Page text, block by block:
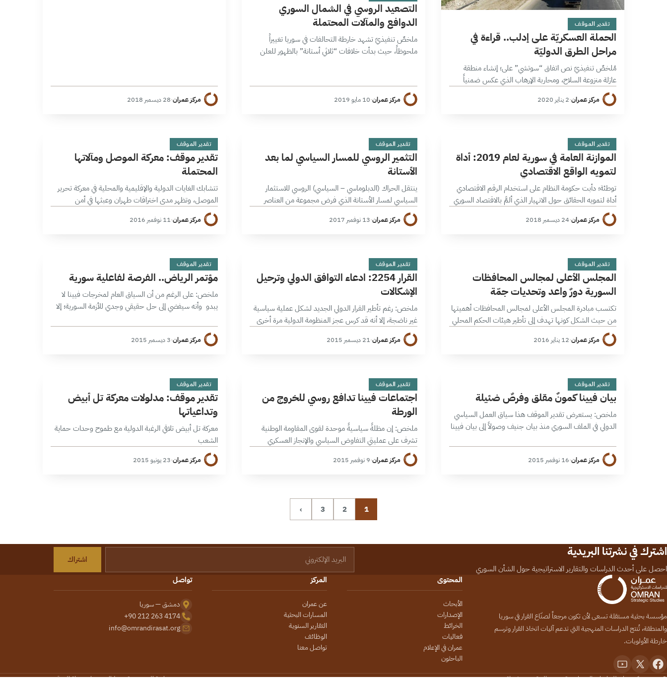
14 دقائق
تقدير الموقف
الحملة العسكريّة على إدلب.. قراءة في
مراحل الطرق الدوليّة
مُلخصٌ تنفيذيّ نص اتفاق “سوتشي” على؛ إنشاء منطقة
عازلة منزوعة السلاح، ومحاربة الإرهاب الذي عكس ضمنياً
“تفكيك هيئة تحرير الشام”، إضافة إلى فتح الطرق الدولية.
وأما المنطقة العازلة فقد تم…
مركز عمران·2 يناير 2020
التصعيد الروسي في الشمال السوري
الدوافع والمآلات المحتملة
ملخصٌ تنفيذيّ تشهد خارطة التحالفات في سوريا تغييراً
ملحوظاً، حيث بدأت خلافات “ثلاثي أستانة” بالظهور للعلن
مركز عمران·10 مايو 2019 مركز عمران·28 ديسمبر 2018
ا7 دقائق
تقدير الموقف
الموازنة العامة في سورية لعام 2019: أداة
لتمويه الواقع الاقتصادي
توطئة؛ دأبت حكومة النظام على استخدام الرقم الاقتصادي
أداة لتمويه الحقائق حول الانهيار الذي ألمَّ بالاقتصاد السوري
الاقتصاد الكلي، وانخفاض أداء…
مركز عمران·24 ديسمبر 2018
ا
10 دقائق
تقدير الموقف
التثمير الروسي للمسار السياسي لما بعد
الأستانة
ينتقل الحراك (الدبلوماسي – السياسي) الروسي للاستثمار
السياسي لمسار الأستانة الذي فرض مجموعة من العناصر
الجديدة على المعادلة السورية والتي تشكل مناطق خفض
التصعيد -وفق مقاربات ما دون سياسية -العنصر…
مركز عمران·13 نوفمبر 2017
ت
12 دقائق
تقدير الموقف
تقدير موقف: معركة الموصل ومآلاتها
المحتملة
تتشابك الغايات الدولية والإقليمية والمحلية في معركة تحرير
الموصل، وتظهر مدى اختراقات طهران وعبثها في أمن
المجتمع العراقي عبر توظيفها المستمر لورقة الإرهاب، وتنبئ
بمآلات تزيد من سيولة المشهد الإقليمي…
مركز عمران·11 نوفمبر 2016
ا1 دقائق
تقدير الموقف
المجلس الأعلى لمجالس المحافظات
السورية دورٌ واعد وتحديات جمّة
تكتسب مبادرة المجلس الأعلى لمجالس المحافظات أهميتها
من حيث الشكل كونها تهدف إلى تأطير هيئات الحكم المحلي
على المستوى الوطني، ومن حيث المضمون لجهة اعتماد
معايير وطنية للإدارة والحوكمة ورسم…
مركز عمران·12 يناير 2016
ا8 دقائق
تقدير الموقف
القرار 2254: ادعاء التوافق الدولي وترحيل
الإشكالات
ملخص: رغم تأطير القرار الدولي الجديد لشكل عملية سياسية
غير ناضجة، إلا أنه قد كرس عجز المنظومة الدولية مرة أخرى
حيال نصرة القضية المجتمعية السورية من خلال اعتماده على
ملفات…مركز عمران·21 ديسمبر 2015
م
10 دقائق
تقدير الموقف
مؤتمر الرياض.. الفرصة لفاعلية سورية
ملخص: على الرغم من أن السياق العام لمخرجات فيينا لا
يبدو وأنه سيفضي إلى حل حقيقي وجدي للأزمة السورية؛ إلا
واضحة…
مركز عمران·3 ديسمبر 2015
ب9 دقائق
تقدير الموقف
بيان فيينا كمونٌ مقلق وفرصٌ ضئيلة
ملخص: يستعرض تقدير الموقف هذا سياق العمل السياسي
الدولي في الملف السوري منذ بيان جنيف وصولاً إلى بيان فيينا
ذو…
مركز عمران·16 نوفمبر 2015
ا8 دقائق
تقدير الموقف
اجتماعات فيينا تدافع روسي للخروج من
الورطة
ملخص: إن مظلةً سياسيةً موحدة لقوى المقاومة الوطنية
تشرف على عمليتي التفاوض السياسي والإنجاز العسكري
النوعي لهو المدخل الأساس والأكثر فعالية لصد وتحجيم
طموحات موسكو السياسية التي تضغط عبر ورقة…
مركز عمران·9 نوفمبر 2015
ت1 دقائق
تقدير الموقف
تقدير موقف: مدلولات معركة تل أبيض
وتداعياتها
معركة تل أبيض تلاقي الرغبة الدولية مع طموح وحدات حماية
الشعب
مركز عمران·23 يونيو 2015
1
2
3
›
اشترك في نشرتنا البريدية
احصل على أحدث الدراسات والتقارير الاستراتيجية حول الشأن السوري
اشتراك
مؤسسة بحثية مستقلة تسعى لأن تكون مرجعاً لصنّاع القرار في سوريا
والمنطقة، تُنتج الدراسات المنهجية التي تدعم آليات اتخاذ القرار وترسم
خارطة الأولويات.
المحتوى
الأبحاث
الإصدارات
الخرائط
فعاليات
عمران في الإعلام
الباحثون
المركز
عن عمران
المسارات البحثية
التقارير السنوية
الوظائف
تواصل معنا
تواصل
دمشق — سوريا
+90 212 263 4174
info@omrandirasat.org